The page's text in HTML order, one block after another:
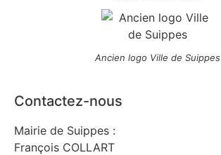
Ancien logo Ville de Suippes
Contactez-nous
Mairie de Suippes :
François COLLART